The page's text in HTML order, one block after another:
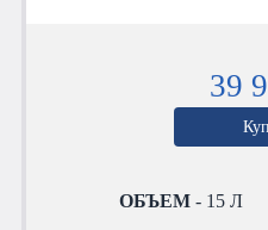
39
ОБЪЕМ - 15 Л